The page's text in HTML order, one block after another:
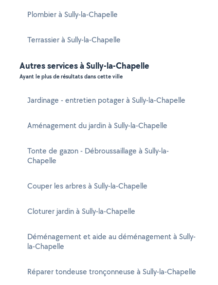
Plombier à Sully-la-Chapelle
Terrassier à Sully-la-Chapelle
Autres services à Sully-la-Chapelle
Ayant le plus de résultats dans cette ville
Jardinage - entretien potager à Sully-la-Chapelle
Aménagement du jardin à Sully-la-Chapelle
Tonte de gazon - Débroussaillage à Sully-la-
Chapelle
Couper les arbres à Sully-la-Chapelle
Cloturer jardin à Sully-la-Chapelle
Déménagement et aide au déménagement à Sully-
la-Chapelle
Réparer tondeuse tronçonneuse à Sully-la-Chapelle